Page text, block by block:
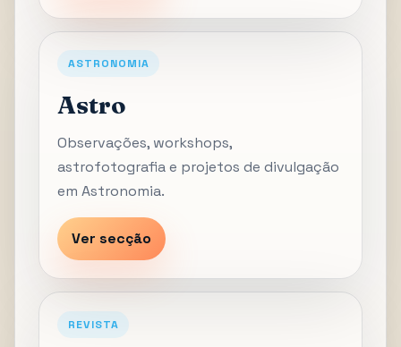
ASTRONOMIA
Astro
Observações, workshops,
astrofotografia e projetos de divulgação
em Astronomia.
Ver secção
REVISTA